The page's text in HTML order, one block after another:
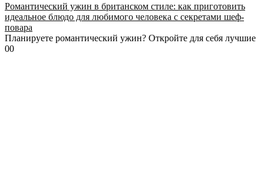
Романтический ужин в британском стиле: как приготовить
идеальное блюдо для любимого человека с секретами шеф-
повара
Планируете романтический ужин? Откройте для себя лучшие
00